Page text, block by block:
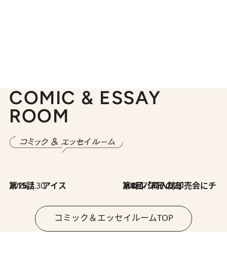
COMIC & ESSAY
ROOM
2026.7.30
第15話 アイス 2026.7.30
第8回「同人誌即売会にチャレンジ その2」
コミック＆エッセイルームTOP